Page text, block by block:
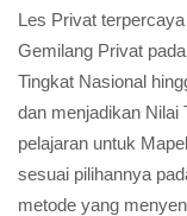
Les Privat
Gemilang Privat
Tingkat Nasional
dan menjadikan Nilai
pelajaran untuk
sesuai pilihannya
metode yang